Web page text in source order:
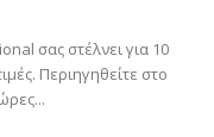
σας στέλνει για 10
Περιηγηθείτε στο